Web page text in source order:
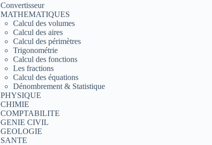
Convertisseur
MATHEMATIQUES
Calcul des volumes
Calcul des aires
Calcul des périmètres
Trigonométrie
Calcul des fonctions
Les fractions
Calcul des équations
Dénombrement & Statistique
PHYSIQUE
CHIMIE
COMPTABILITE
GENIE CIVIL
GEOLOGIE
SANTE